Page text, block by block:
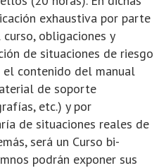
exhaustiva por parte
obligaciones y
de situaciones de riesgo
el contenido del manual
de soporte
etc.) y por
de situaciones reales de
será un Curso bi-
podrán exponer sus